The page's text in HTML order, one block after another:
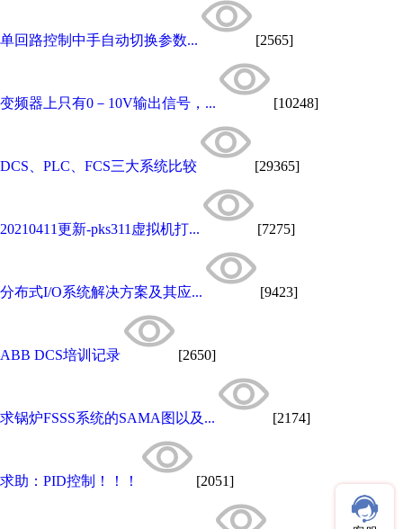
单回路控制中手自动切换参数... [2565]
变频器上只有0－10V输出信号，... [10248]
DCS、PLC、FCS三大系统比较 [29365]
20210411更新-pks311虚拟机打... [7275]
分布式I/O系统解决方案及其应... [9423]
ABB DCS培训记录 [2650]
求锅炉FSSS系统的SAMA图以及... [2174]
求助：PID控制！！！ [2051]